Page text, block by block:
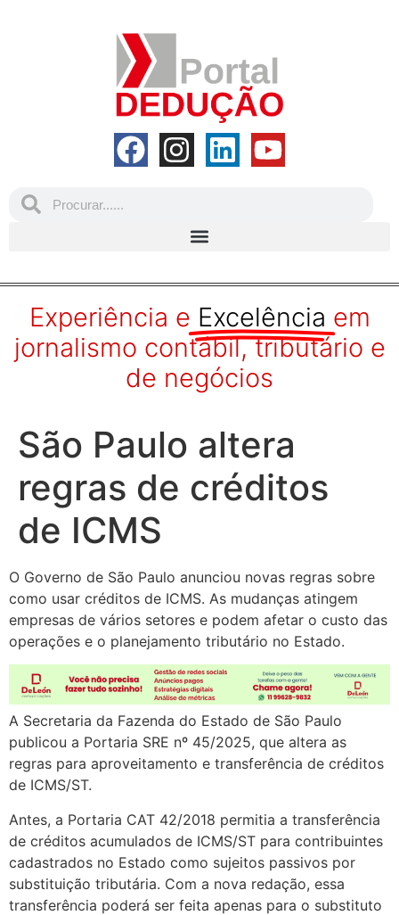
Experiência e Excelência em
jornalismo contábil, tributário e
de negócios
São Paulo altera
regras de créditos
de ICMS
O Governo de São Paulo anunciou novas regras sobre
como usar créditos de ICMS. As mudanças atingem
empresas de vários setores e podem afetar o custo das
operações e o planejamento tributário no Estado.
A Secretaria da Fazenda do Estado de São Paulo
publicou a Portaria SRE nº 45/2025, que altera as
regras para aproveitamento e transferência de créditos
de ICMS/ST.
Antes, a Portaria CAT 42/2018 permitia a transferência
de créditos acumulados de ICMS/ST para contribuintes
cadastrados no Estado como sujeitos passivos por
substituição tributária. Com a nova redação, essa
transferência poderá ser feita apenas para o substituto